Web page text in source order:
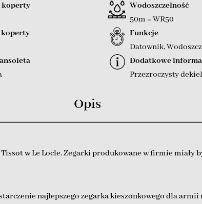
koperty
koperty
Wodoszczelność
50m = WR50
Funkcje
Datownik,
Dodatkowe
Przezroczysty dekiel
Opis
w Le Locle. Zegarki produkowane w firmie
najlepszego zegarka kieszonkowego dla